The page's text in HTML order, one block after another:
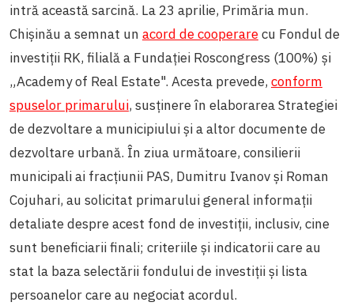
intră această sarcină. La 23 aprilie, Primăria mun.
Chișinău asemnat un acord de cooperarecu Fondul de
investiții RK, filială a Fundației Roscongress (100%) și
„Academy of Real Estate". Acesta prevede, conform
spuselor primarului, susținere în elaborarea Strategiei
de dezvoltare a municipiului și a altor documente de
dezvoltare urbană. În ziua următoare, consilierii
municipali ai fracțiunii PAS, Dumitru Ivanov și Roman
Cojuhari, au solicitat primarului general informații
detaliate despre acest fond de investiții, inclusiv, cine
sunt beneficiarii finali; criteriile și indicatorii care au
stat la baza selectării fondului de investiții și lista
persoanelor care au negociat acordul.